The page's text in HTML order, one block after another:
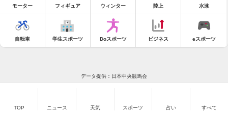
モーター フィギュア ウィンター 陸上 水泳
自転車 学生スポーツ Doスポーツ ビジネス eスポーツ
データ提供：日本中央競馬会
TOP ニュース 天気 スポーツ 占い すべて